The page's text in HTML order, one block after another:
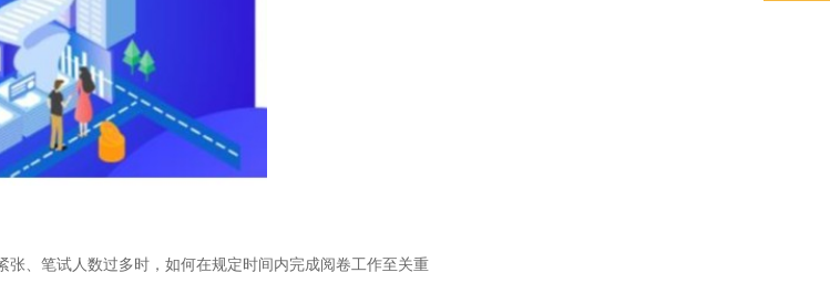
、笔试人数过多时，如何在规定时间内完成阅卷工作至关重